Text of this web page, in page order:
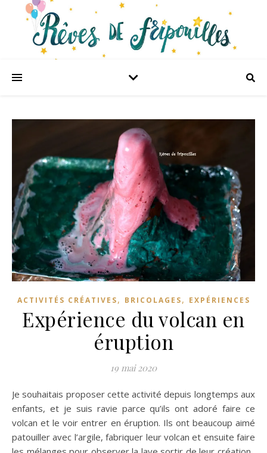
ACTIVITÉS CRÉATIVES, BRICOLAGES, EXPÉRIENCES
Expérience du volcan en
éruption
19 mai 2020
Je souhaitais proposer cette activité depuis longtemps aux
enfants, et je suis ravie parce qu’ils ont adoré faire ce
volcan et le voir entrer en éruption. Ils ont beaucoup aimé
patouiller avec l’argile, fabriquer leur volcan et ensuite faire